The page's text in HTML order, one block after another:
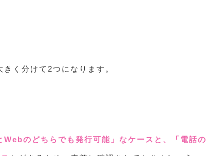
く分けて2つになります。
Webのどちらでも発行可能」なケースと、「電話の